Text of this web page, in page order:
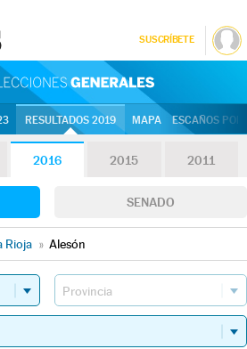
SUSCRÍBETE
RESULTADOS 2019 MAPA ESCAÑOS
2016 2015 2011
SENADO
Rioja » Alesón